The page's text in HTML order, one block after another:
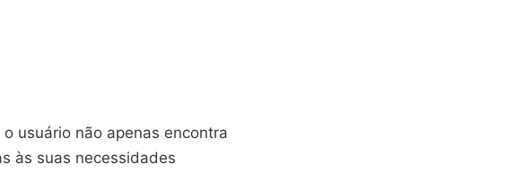
usuário não apenas encontra
às suas necessidades